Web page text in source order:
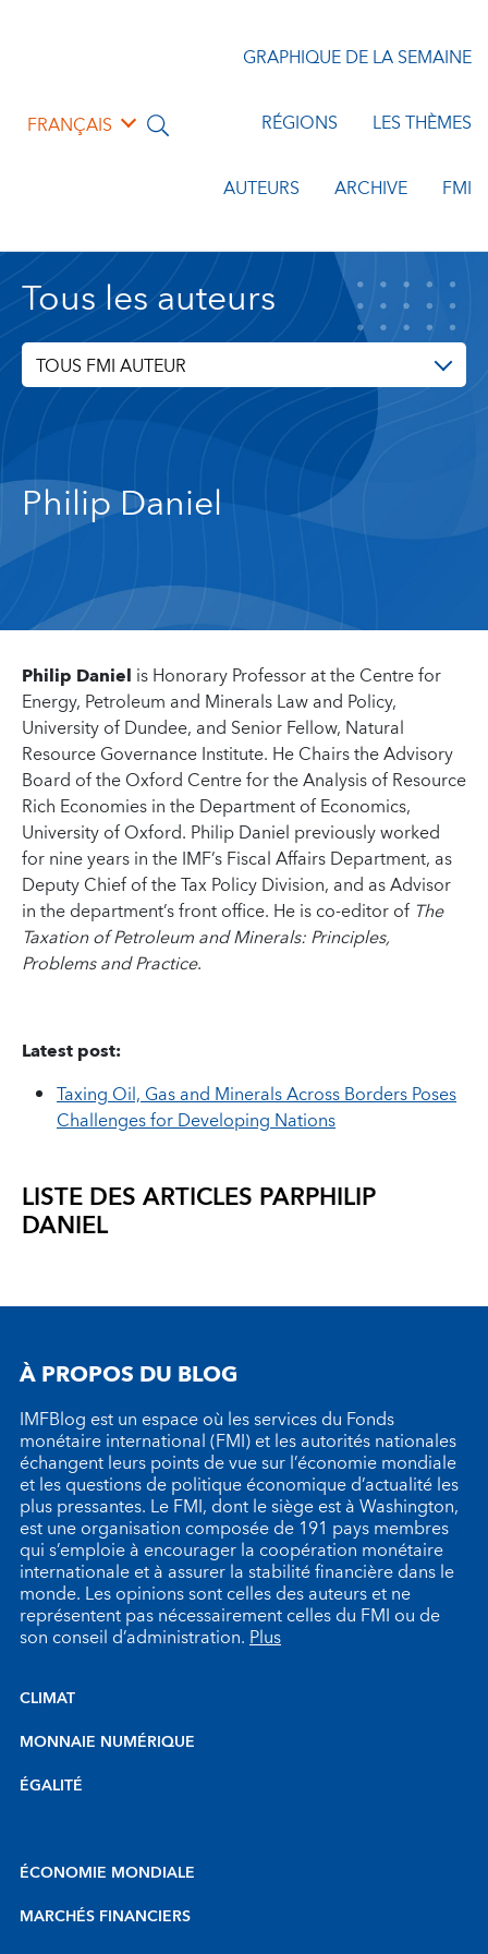
FRANÇAIS
GRAPHIQUE DE LA SEMAINE
RÉGIONS LES THÈMES
AUTEURS ARCHIVE FMI
Tous les auteurs
TOUS FMI AUTEUR
Philip Daniel
Philip Daniel is Honorary Professor at the Centre for
Energy, Petroleum and Minerals Law and Policy,
University of Dundee, and Senior Fellow, Natural
Resource Governance Institute. He Chairs the Advisory
Board of the Oxford Centre for the Analysis of Resource
Rich Economies in the Department of Economics,
University of Oxford. Philip Daniel previously worked
for nine years in the IMF’s Fiscal Affairs Department, as
Deputy Chief of the Tax Policy Division, and as Advisor
in the department’s front office. He is co-editor ofThe
Taxation of Petroleum and Minerals: Principles,
Problems and Practice.
Latest post:
Taxing Oil, Gas and Minerals Across Borders Poses
Challenges for Developing Nations
LISTE DES ARTICLES PARPHILIP
DANIEL
À PROPOS DU BLOG
IMFBlog est un espace où les services du Fonds
monétaire international (FMI) et les autorités nationales
échangent leurs points de vue sur l’économie mondiale
et les questions de politique économique d’actualité les
plus pressantes. Le FMI, dont le siège est à Washington,
est une organisation composée de 191 pays membres
qui s’emploie à encourager la coopération monétaire
internationale et à assurer la stabilité financière dans le
monde. Les opinions sont celles des auteurs et ne
représentent pas nécessairement celles du FMI ou de
son conseil d’administration.Plus
CLIMAT
MONNAIE NUMÉRIQUE
ÉGALITÉ
ÉCONOMIE MONDIALE
MARCHÉS FINANCIERS